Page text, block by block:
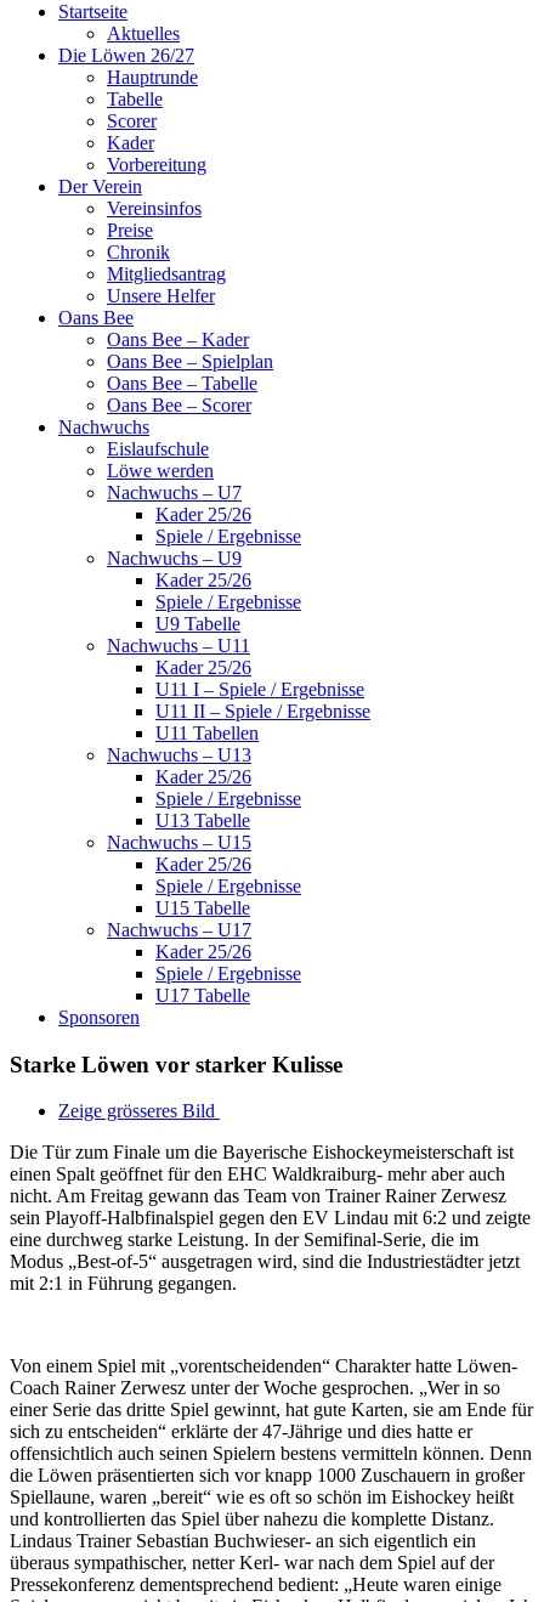
Startseite
Aktuelles
Die Löwen 26/27
Hauptrunde
Tabelle
Scorer
Kader
Vorbereitung
Der Verein
Vereinsinfos
Preise
Chronik
Mitgliedsantrag
Unsere Helfer
Oans Bee
Oans Bee – Kader
Oans Bee – Spielplan
Oans Bee – Tabelle
Oans Bee – Scorer
Nachwuchs
Eislaufschule
Löwe werden
Nachwuchs – U7
Kader 25/26
Spiele / Ergebnisse
Nachwuchs – U9
Kader 25/26
Spiele / Ergebnisse
U9 Tabelle
Nachwuchs – U11
Kader 25/26
U11 I – Spiele / Ergebnisse
U11 II – Spiele / Ergebnisse
U11 Tabellen
Nachwuchs – U13
Kader 25/26
Spiele / Ergebnisse
U13 Tabelle
Nachwuchs – U15
Kader 25/26
Spiele / Ergebnisse
U15 Tabelle
Nachwuchs – U17
Kader 25/26
Spiele / Ergebnisse
U17 Tabelle
Sponsoren
Starke Löwen vor starker Kulisse
Zeige grösseres Bild
Die Tür zum Finale um die Bayerische Eishockeymeisterschaft ist
einen Spalt geöffnet für den EHC Waldkraiburg- mehr aber auch
nicht. Am Freitag gewann das Team von Trainer Rainer Zerwesz
sein Playoff-Halbfinalspiel gegen den EV Lindau mit 6:2 und zeigte
eine durchweg starke Leistung. In der Semifinal-Serie, die im
Modus „Best-of-5“ ausgetragen wird, sind die Industriestädter jetzt
mit 2:1 in Führung gegangen.
Von einem Spiel mit „vorentscheidenden“ Charakter hatte Löwen-
Coach Rainer Zerwesz unter der Woche gesprochen. „Wer in so
einer Serie das dritte Spiel gewinnt, hat gute Karten, sie am Ende für
sich zu entscheiden“ erklärte der 47-Jährige und dies hatte er
offensichtlich auch seinen Spielern bestens vermitteln können. Denn
die Löwen präsentierten sich vor knapp 1000 Zuschauern in großer
Spiellaune, waren „bereit“ wie es oft so schön im Eishockey heißt
und kontrollierten das Spiel über nahezu die komplette Distanz.
Lindaus Trainer Sebastian Buchwieser- an sich eigentlich ein
überaus sympathischer, netter Kerl- war nach dem Spiel auf der
Pressekonferenz dementsprechend bedient: „Heute waren einige